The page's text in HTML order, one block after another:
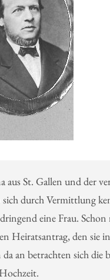
St. Gallen und der
durch Vermittlung
eine Frau. Schon
Heiratsantrag, den sie
an betrachten sich die